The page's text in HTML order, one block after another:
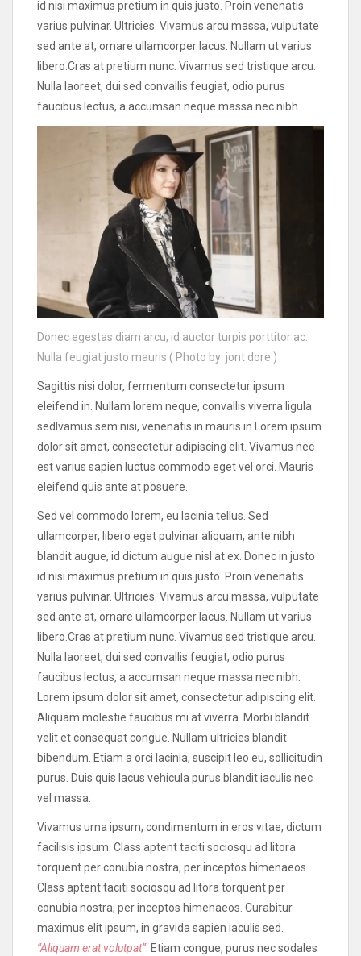
id nisi maximus pretium in quis justo. Proin venenatis
varius pulvinar. Ultricies. Vivamus arcu massa, vulputate
sed ante at, ornare ullamcorper lacus. Nullam ut varius
libero.Cras at pretium nunc. Vivamus sed tristique arcu.
Nulla laoreet, dui sed convallis feugiat, odio purus
faucibus lectus, a accumsan neque massa nec nibh.
Donec egestas diam arcu, id auctor turpis porttitor ac.
Nulla feugiat justo mauris ( Photo by: jont dore )
Sagittis nisi dolor, fermentum consectetur ipsum
eleifend in. Nullam lorem neque, convallis viverra ligula
sedIvamus sem nisi, venenatis in mauris in Lorem ipsum
dolor sit amet, consectetur adipiscing elit. Vivamus nec
est varius sapien luctus commodo eget vel orci. Mauris
eleifend quis ante at posuere.
Sed vel commodo lorem, eu lacinia tellus. Sed
ullamcorper, libero eget pulvinar aliquam, ante nibh
blandit augue, id dictum augue nisl at ex. Donec in justo
id nisi maximus pretium in quis justo. Proin venenatis
varius pulvinar. Ultricies. Vivamus arcu massa, vulputate
sed ante at, ornare ullamcorper lacus. Nullam ut varius
libero.Cras at pretium nunc. Vivamus sed tristique arcu.
Nulla laoreet, dui sed convallis feugiat, odio purus
faucibus lectus, a accumsan neque massa nec nibh.
Lorem ipsum dolor sit amet, consectetur adipiscing elit.
Aliquam molestie faucibus mi at viverra. Morbi blandit
velit et consequat congue. Nullam ultricies blandit
bibendum. Etiam a orci lacinia, suscipit leo eu, sollicitudin
purus. Duis quis lacus vehicula purus blandit iaculis nec
vel massa.
Vivamus urna ipsum, condimentum in eros vitae, dictum
facilisis ipsum. Class aptent taciti sociosqu ad litora
torquent per conubia nostra, per inceptos himenaeos.
Class aptent taciti sociosqu ad litora torquent per
conubia nostra, per inceptos himenaeos. Curabitur
maximus elit ipsum, in gravida sapien iaculis sed.
“Aliquam erat volutpat“. Etiam congue, purus nec sodales